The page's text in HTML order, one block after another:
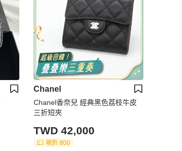
Chanel
Chanel香奈兒 經典黑色荔枝牛皮
三折短夾
TWD 42,000
現折 800